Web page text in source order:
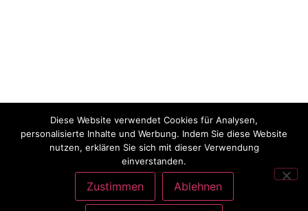
Diese Website verwendet Cookies für Analysen,
personalisierte Inhalte und Werbung. Indem Sie diese Website
nutzen, erklären Sie sich mit dieser Verwendung
einverstanden.
Zustimmen Ablehnen